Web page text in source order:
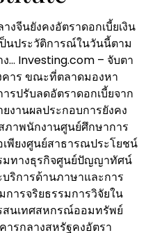
จีนยังคงอัตราดอกเบี้ยเงิน
นประวัติการณ์ในวันนี้ตาม
… Investing.com – จับตา
คาร ขณะที่ตลาดมองหา
ารปรับลดอัตราดอกเบี้ยจาก
งานผลประกอบการยังคง
ภาพนักงานศูนย์ศึกษาการ
พียงศูนย์สาธารณประโยชน์
มทางธุรกิจศูนย์ปัญญาทัศน์
ริการด้านภาษาและการ
ารจริยธรรมการวิจัยใน
นเทศสหกรณ์ออมทรัพย์
รกลางสหรัฐคงอัตรา